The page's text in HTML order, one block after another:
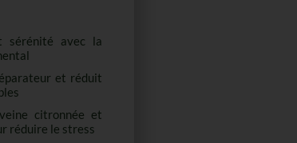
sérénité avec la
et réduit
citronnée et
réduire le stress